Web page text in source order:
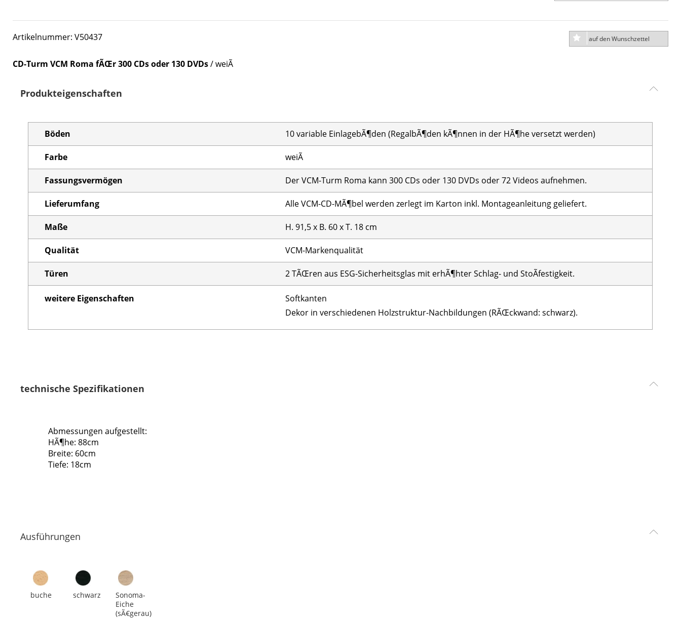
Artikelnummer: V50437 auf den Wunschzettel
CD-Turm VCM Roma fÃŒr 300 CDs oder 130 DVDs/ weiÃ
Produkteigenschaften
Böden 10 variable EinlagebÃ¶den (RegalbÃ¶den kÃ¶nnen in der HÃ¶he versetzt werden)
Farbe weiÃ
Fassungsvermögen Der VCM-Turm Roma kann 300 CDs oder 130 DVDs oder 72 Videos aufnehmen.
Lieferumfang Alle VCM-CD-MÃ¶bel werden zerlegt im Karton inkl. Montageanleitung geliefert.
Maße H. 91,5 x B. 60 x T. 18 cm
Qualität VCM-Markenqualität
Türen 2 TÃŒren aus ESG-Sicherheitsglas mit erhÃ¶hter Schlag- und StoÃfestigkeit.
weitere Eigenschaften
Softkanten
Dekor in verschiedenen Holzstruktur-Nachbildungen (RÃŒckwand: schwarz).
technische Spezifikationen
Abmessungen aufgestellt:
HÃ¶he: 88cm
Breite: 60cm
Tiefe: 18cm
Ausführungen
buche schwarz
Sonoma-
Eiche
(sÃ€gerau)